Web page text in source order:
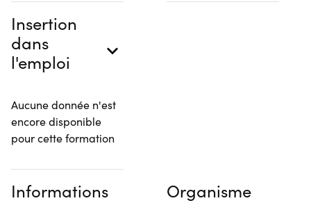
Insertion
dans
l'emploi
Aucune donnée n'est
encore disponible
pour cette formation
Informations
Organisme